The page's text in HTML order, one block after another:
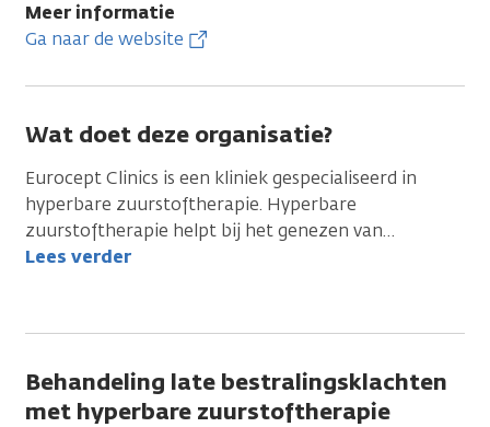
Meer informatie
Ga naar de website
Wat doet deze organisatie?
Eurocept Clinics is een kliniek gespecialiseerd in
hyperbare zuurstoftherapie. Hyperbare
zuurstoftherapie helpt bij het genezen van…
Lees verder
Behandeling late bestralingsklachten
met hyperbare zuurstoftherapie